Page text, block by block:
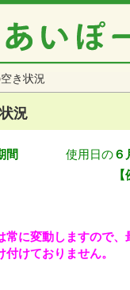
き状況
況
間 使用日の６
に変動しますので、
付けておりません。